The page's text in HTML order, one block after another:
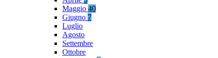
Maggio 40
Giugno 7
Luglio
Agosto
Settembre
Ottobre